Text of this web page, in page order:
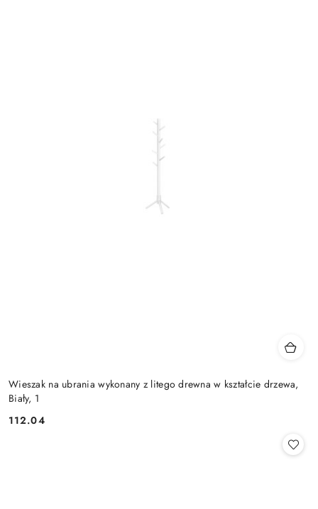
Wieszak na ubrania wykonany z litego drewna w kształcie drzewa,
Biały, 1
Cena:
112.04